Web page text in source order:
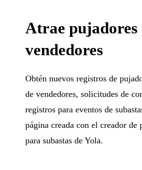
Atrae pujadores
vendedores
Obtén nuevos registros de
de vendedores, solicitudes de
registros para eventos de
página creada con el creador de
para subastas de Yola.